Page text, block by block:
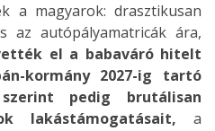
a magyarok: drasztikusan
az autópályamatricák ára,
el a babaváró hitelt
kormány 2027-ig tartó
pedig brutálisan
lakástámogatásait, a